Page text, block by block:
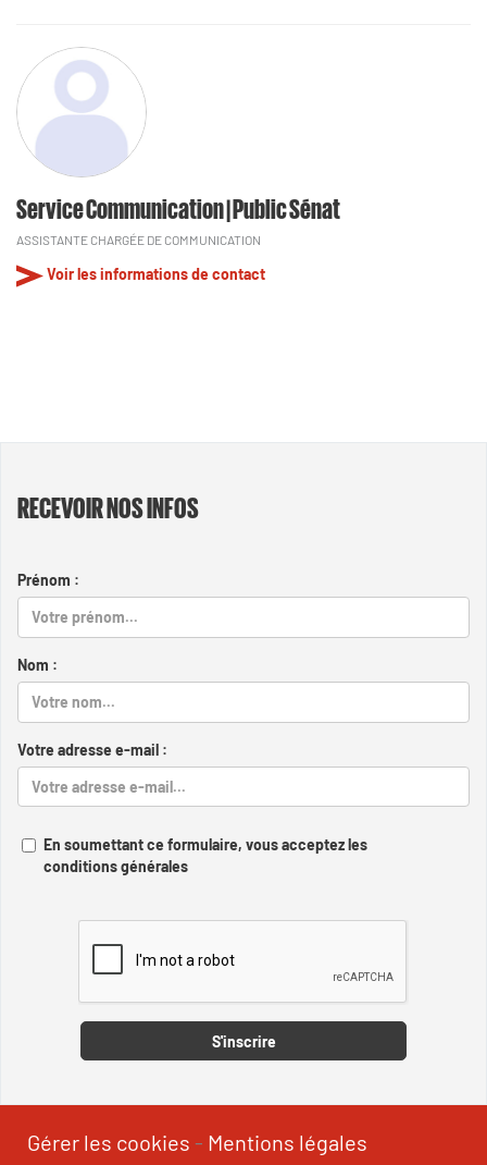
Service Communication | Public Sénat
ASSISTANTE CHARGÉE DE COMMUNICATION
Voir les informations de contact
RECEVOIR NOS INFOS
Prénom :
Nom :
Votre adresse e-mail :
En soumettant ce formulaire, vous acceptez les
conditions générales
S'inscrire
Gérer les cookies - Mentions légales